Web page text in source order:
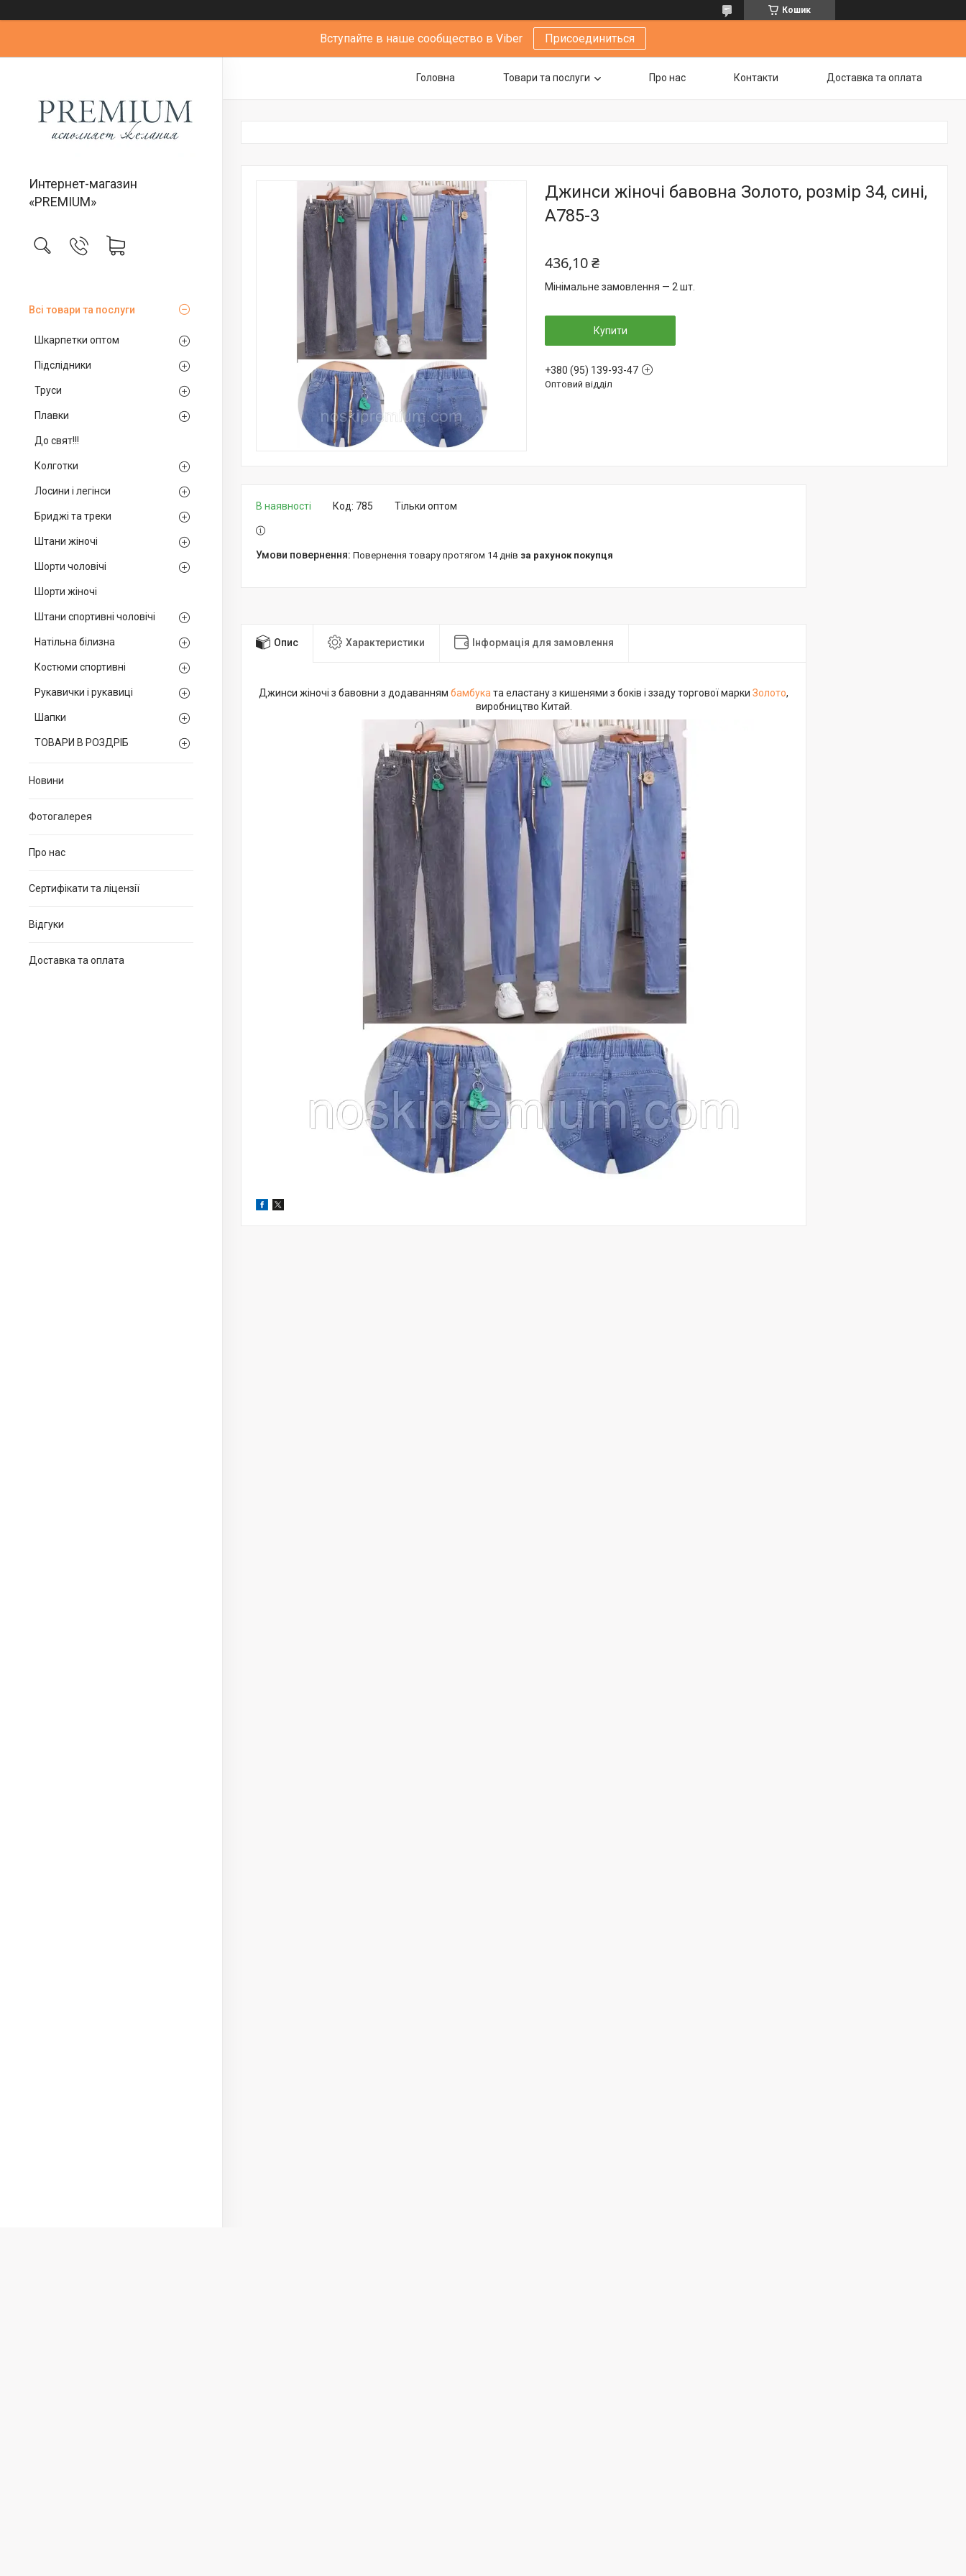
Кошик
Вступайте в наше сообщество в Viber Присоединиться
Интернет-магазин
«PREMIUM»
Всі товари та послуги
Шкарпетки оптом
Підслідники
Труси
Плавки
До свят!!!
Колготки
Лосини і легінси
Бриджі та треки
Штани жіночі
Шорти чоловічі
Шорти жіночі
Штани спортивні чоловічі
Натільна білизна
Костюми спортивні
Рукавички і рукавиці
Шапки
ТОВАРИ В РОЗДРІБ
Новини
Фотогалерея
Про нас
Сертифікати та ліцензії
Відгуки
Доставка та оплата
Головна Товари та послуги Про нас Контакти Доставка та оплата
Джинси жіночі бавовна Золото, розмір 34, сині,
А785-3
436,10 ₴
Мінімальне замовлення — 2 шт.
Купити
+380 (95) 139-93-47
Оптовий відділ
В наявності Тільки оптом
Код: 785
повернення товару протягом 14 днів за рахунок покупця
Опис Характеристики Інформація для замовлення
Джинси жіночі з бавовни з додаваннямбамбука та еластану з кишенями з боків і ззаду торгової маркиЗолото,
виробництво Китай.